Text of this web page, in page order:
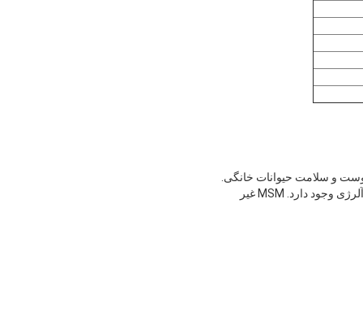
برای افرادی که MSM را به عنوان یک مکمل غذایی مصرف می کنند، مزایای ملموس مانند تسکین درد، التهاب و آلرژی وجود دارد. MSM غیر